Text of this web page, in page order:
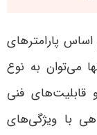
پارامترهای
می‌توان به نوع
قابلیت‌های فنی
با ویژگی‌های